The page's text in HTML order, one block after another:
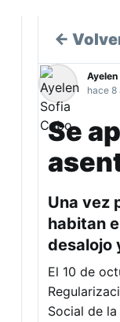
←
hace 8
Se
Una vez
habitan
desalojo
El 10 de
Social de